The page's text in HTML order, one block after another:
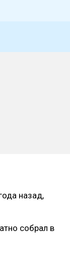
назад,
собрал в